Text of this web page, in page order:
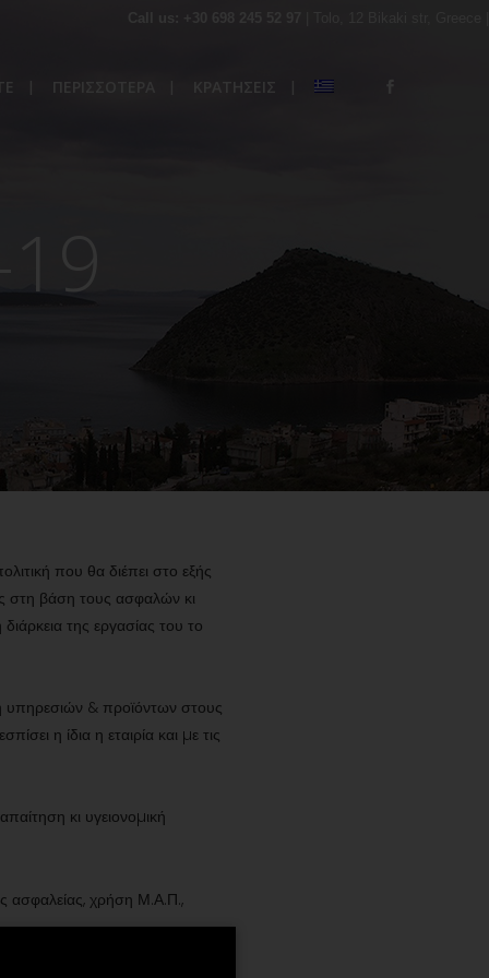
ΠΕΡΙΣΣΟΤΕΡΑ ΚΡΑΤΗΣΕΙΣ
που θα διέπει στο εξής
στη βάση τους ασφαλών κι
της εργασίας του το
υπηρεσιών & προϊόντων στους
η ίδια η εταιρία και µε τις
κι υγειονοµική
ασφαλείας, χρήση Μ.Α.Π.,